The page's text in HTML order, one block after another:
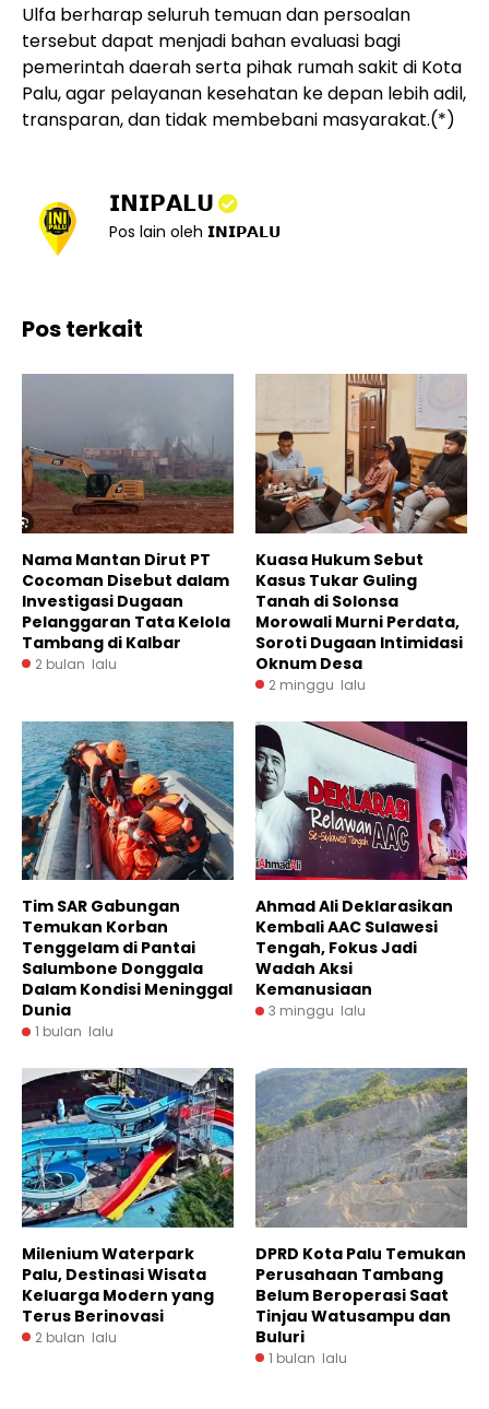
Ulfa berharap seluruh temuan dan persoalan
tersebut dapat menjadi bahan evaluasi bagi
pemerintah daerah serta pihak rumah sakit di Kota
Palu, agar pelayanan kesehatan ke depan lebih adil,
transparan, dan tidak membebani masyarakat.(*)
𝗜𝗡𝗜𝗣𝗔𝗟𝗨
Pos lain oleh 𝗜𝗡𝗜𝗣𝗔𝗟𝗨
Pos terkait
Nama Mantan Dirut PT
Cocoman Disebut dalam
Investigasi Dugaan
Pelanggaran Tata Kelola
Tambang di Kalbar
2 bulan lalu
Kuasa Hukum Sebut
Kasus Tukar Guling
Tanah di Solonsa
Morowali Murni Perdata,
Soroti Dugaan Intimidasi
Oknum Desa
2 minggu lalu
Tim SAR Gabungan
Temukan Korban
Tenggelam di Pantai
Salumbone Donggala
Dalam Kondisi Meninggal
Dunia
1 bulan lalu
Ahmad Ali Deklarasikan
Kembali AAC Sulawesi
Tengah, Fokus Jadi
Wadah Aksi
Kemanusiaan
3 minggu lalu
Milenium Waterpark
Palu, Destinasi Wisata
Keluarga Modern yang
Terus Berinovasi
2 bulan lalu
DPRD Kota Palu Temukan
Perusahaan Tambang
Belum Beroperasi Saat
Tinjau Watusampu dan
Buluri
1 bulan lalu